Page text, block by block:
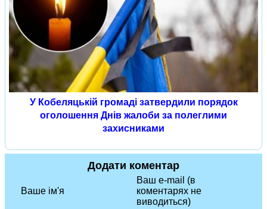
У Кобеляцькій громаді затвердили порядок
оголошення Днів жалоби за полеглими
захисниками
Додати коментар
Ваше ім'я
Ваш e-mail (в
коментарях не
виводиться)